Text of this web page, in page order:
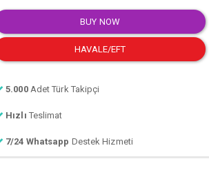
BUY NOW
HAVALE/EFT
5.000 Adet Türk Takipçi
Hızlı Teslimat
7/24 Whatsapp Destek Hizmeti